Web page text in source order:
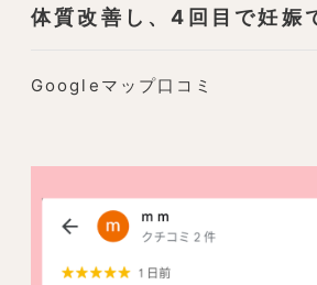
体質改善し、4回目で妊娠
Googleマップ口コミ